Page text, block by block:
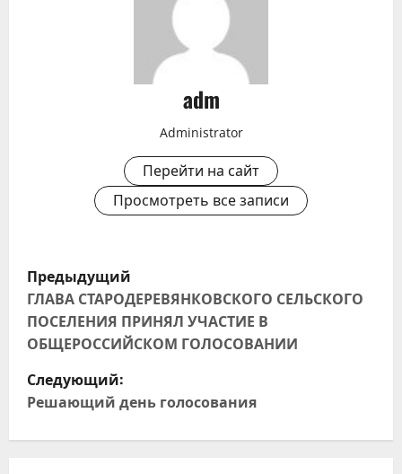
adm
Administrator
Перейти на сайт
Просмотреть все записи
Н
а
в
и
г
Предыдущий
ГЛАВА СТАРОДЕРЕВЯНКОВСКОГО СЕЛЬСКОГО
ПОСЕЛЕНИЯ ПРИНЯЛ УЧАСТИЕ В
ОБЩЕРОССИЙСКОМ ГОЛОСОВАНИИ
Следующий:
Решающий день голосования